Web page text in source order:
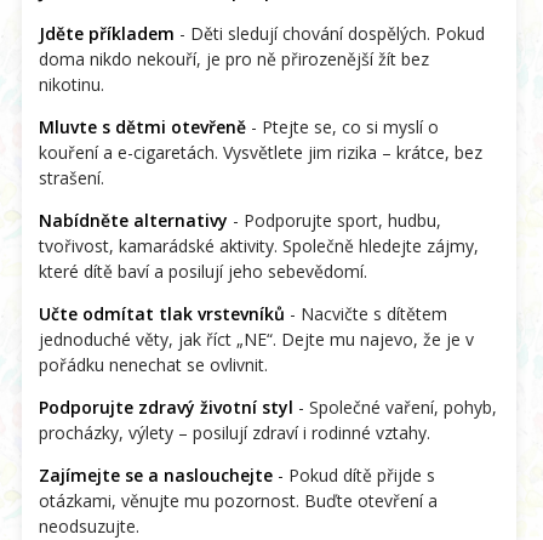
Jděte příkladem - Děti sledují chování dospělých. Pokud
doma nikdo nekouří, je pro ně přirozenější žít bez
nikotinu.
Mluvte s dětmi otevřeně - Ptejte se, co si myslí o
kouření a e-cigaretách. Vysvětlete jim rizika – krátce, bez
strašení.
Nabídněte alternativy - Podporujte sport, hudbu,
tvořivost, kamarádské aktivity. Společně hledejte zájmy,
které dítě baví a posilují jeho sebevědomí.
Učte odmítat tlak vrstevníků - Nacvičte s dítětem
jednoduché věty, jak říct „NE“. Dejte mu najevo, že je v
pořádku nenechat se ovlivnit.
Podporujte zdravý životní styl - Společné vaření, pohyb,
procházky, výlety – posilují zdraví i rodinné vztahy.
Zajímejte se a naslouchejte - Pokud dítě přijde s
otázkami, věnujte mu pozornost. Buďte otevření a
neodsuzujte.